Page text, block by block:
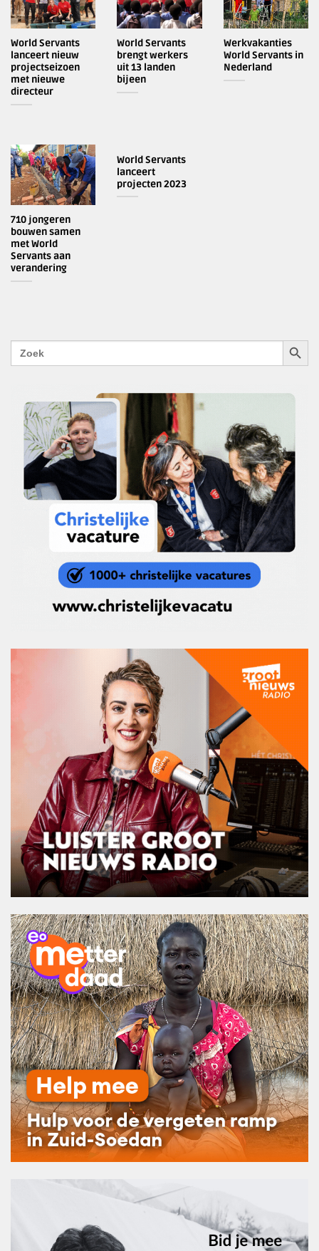
World Servants
lanceert nieuw
projectseizoen
met nieuwe
directeur
World Servants
brengt werkers
uit 13 landen
bijeen
Werkvakanties
World Servants in
Nederland
710 jongeren
bouwen samen
met World
Servants aan
verandering
World Servants
lanceert
projecten 2023
Zoek
naar: